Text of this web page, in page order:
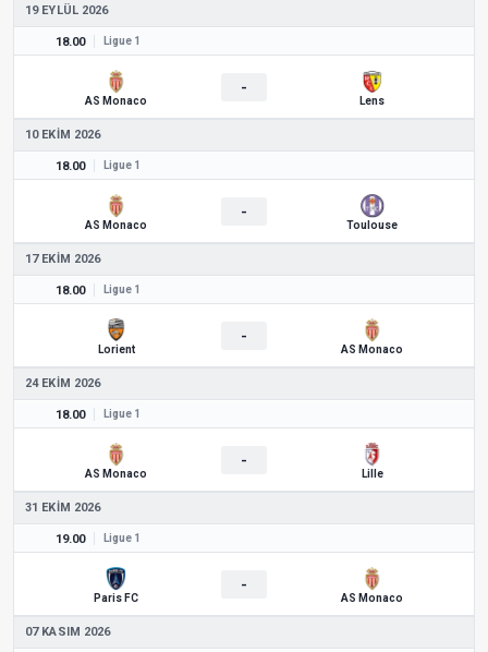
19 EYLÜL 2026
18.00 Ligue 1
AS Monaco
-
Lens
10 EKIM 2026
18.00 Ligue 1
AS Monaco
-
Toulouse
17 EKIM 2026
18.00 Ligue 1
Lorient
-
AS Monaco
24 EKIM 2026
18.00 Ligue 1
AS Monaco
-
Lille
31 EKIM 2026
19.00 Ligue 1
Paris FC
-
AS Monaco
07 KASIM 2026